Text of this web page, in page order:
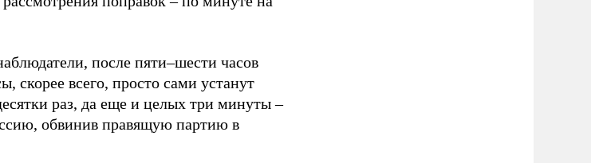
после пяти–шести часов
скорее всего, просто сами устанут
раз, да еще и целых три минуты –
обвинив правящую партию в